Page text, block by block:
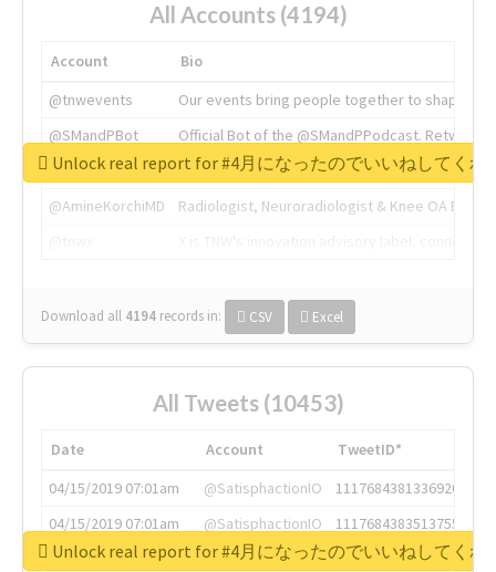
All Accounts (4194)
Account
Bio
@tnwevents
Our events bring people together to shape the
@SMandPBot
Official Bot of the @SMandPPodcast.
@thenextweb
The heart of tech.
@AmineKorchiMD
Radiologist, Neuroradiologist & Knee OA
Download all 4194 records in: CSV Excel
Unlock real report for #4月になったのでいいねしてくれ
All Tweets (10453)
Date Account
TweetID*
04/15/2019 07:01am
@SatisphactionIO
1117684381336920064
04/15/2019 07:01am
@SatisphactionIO
1117684383513755649
04/15/2019 07:03am
@annaercilla
1117684805876027392
Unlock real report for #4月になったのでいいねしてくれ